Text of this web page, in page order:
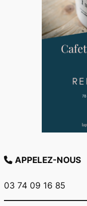
APPELEZ-NOUS
03 74 09 16 85